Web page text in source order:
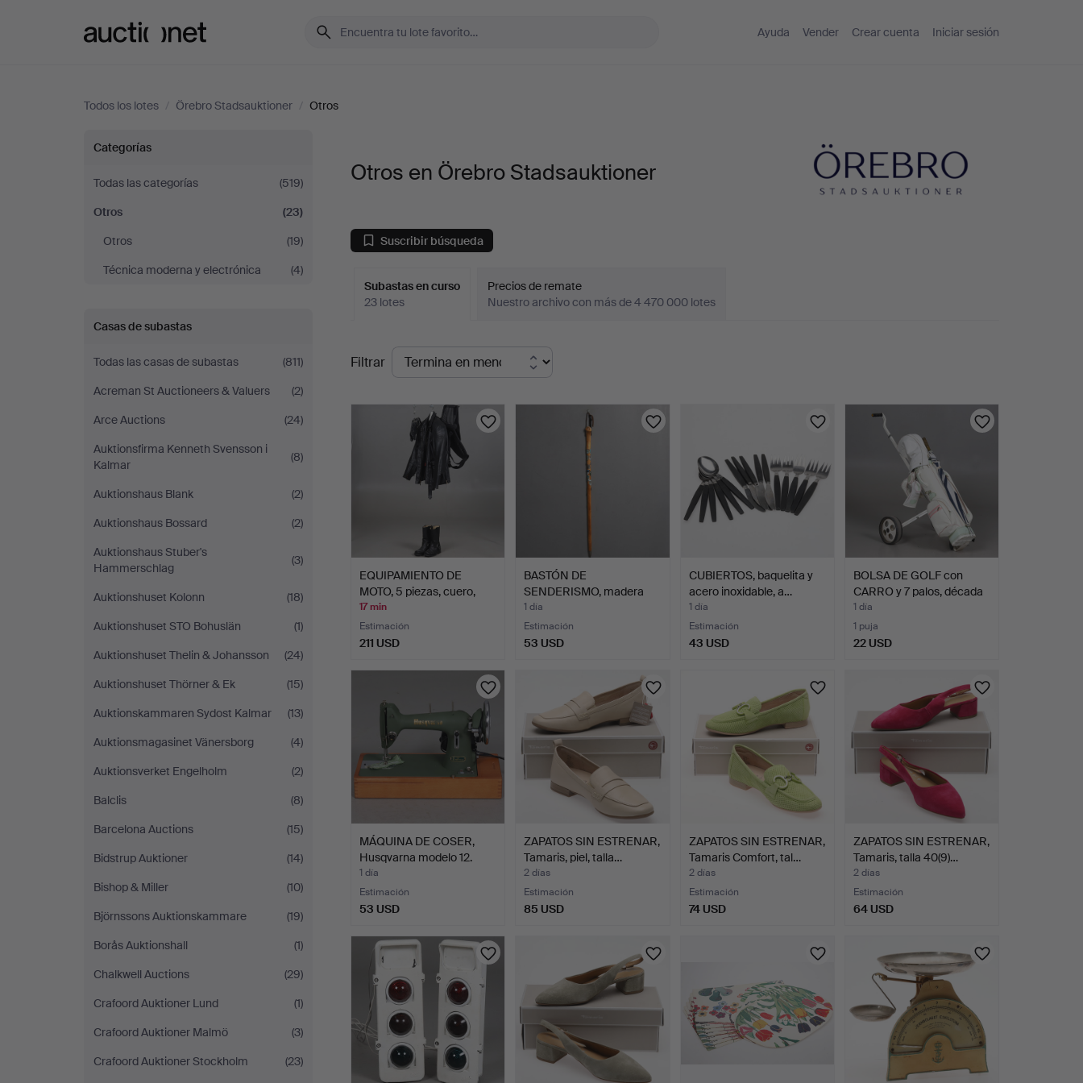
Ayuda Vender Crear cuenta Iniciar sesión
Todos los lotes / Örebro Stadsauktioner / Otros
Otros
en
Örebro
Stadsauktioner
Categorías
Todas las categorías
(519)
Otros
(23)
Otros
(19)
Técnica moderna y electrónica
(4)
Casas de subastas
Todas las casas de subastas
(811)
Acreman St Auctioneers & Valuers
(2)
Arce Auctions
(24)
Auktionsfirma Kenneth Svensson i
Kalmar
(8)
Auktionshaus Blank
(2)
Auktionshaus Bossard
(2)
Auktionshaus Stuber's
Hammerschlag
(3)
Auktionshuset Kolonn
(18)
Auktionshuset STO Bohuslän
(1)
Auktionshuset Thelin & Johansson
(24)
Auktionshuset Thörner & Ek
(15)
Auktionskammaren Sydost Kalmar
(13)
Auktionsmagasinet Vänersborg
(4)
Auktionsverket Engelholm
(2)
Balclis
(8)
Barcelona Auctions
(15)
Bidstrup Auktioner
(14)
Bishop & Miller
(10)
Björnssons Auktionskammare
(19)
Borås Auktionshall
(1)
Chalkwell Auctions
(29)
Crafoord Auktioner Lund
(1)
Crafoord Auktioner Malmö
(3)
Crafoord Auktioner Stockholm
(23)
Otros en Örebro Stadsauktioner
Suscribir búsqueda
Subastas en curso
23 lotes
Precios de remate
Nuestro archivo con más de 4 470 000 lotes
Subastas
en
curso
Filtrar
EQUIPAMIENTO DE
MOTO, 5 piezas, cuero,
tal…
17 min
Estimación
211 USD
BASTÓN DE
SENDERISMO, madera
con placas de…
1 día
Estimación
53 USD
CUBIERTOS, baquelita y
acero inoxidable, a…
1 día
Estimación
43 USD
BOLSA DE GOLF con
CARRO y 7 palos, década
…
1 día
1 puja
22 USD
MÁQUINA DE COSER,
Husqvarna modelo 12.
Seg…
1 día
Estimación
53 USD
ZAPATOS SIN ESTRENAR,
Tamaris, piel, talla…
2 días
Estimación
85 USD
ZAPATOS SIN ESTRENAR,
Tamaris Comfort, tal…
2 días
Estimación
74 USD
ZAPATOS SIN ESTRENAR,
Tamaris, talla 40(9)…
2 días
Estimación
64 USD